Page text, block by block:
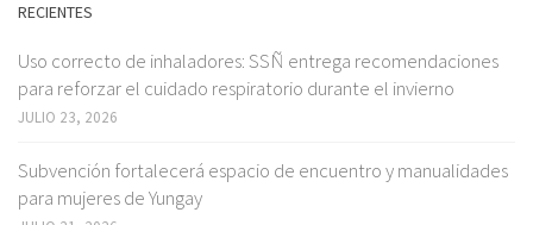
RECIENTES
Uso correcto de inhaladores: SSÑ entrega recomendaciones
para reforzar el cuidado respiratorio durante el invierno
JULIO 23, 2026
Subvención fortalecerá espacio de encuentro y manualidades
para mujeres de Yungay